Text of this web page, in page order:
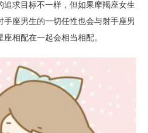
求目标不一样，但如果摩羯座女生
座男生的一切任性也会与射手座男
相配在一起会相当相配。